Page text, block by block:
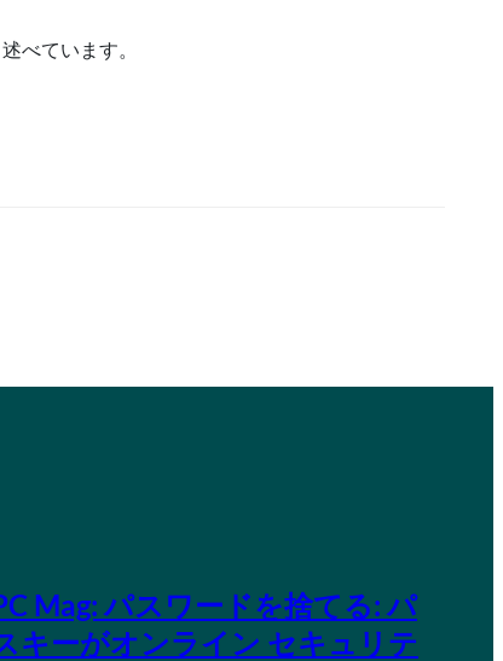
べています。
Mag: パスワードを捨てる: パ
キーがオンライン セキュリテ